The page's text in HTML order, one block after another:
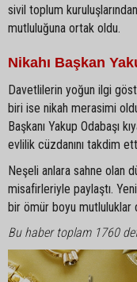
sivil toplum
mutluluğuna ortak oldu.
Nikahı Başkan
Davetlilerin yoğun ilgi
biri ise nikah merasimi
Başkanı Yakup Odabaşı
evlilik cüzdanını takdim
Neşeli anlara sahne olan
misafirleriyle paylaştı.
bir ömür boyu
Bu haber toplam 1760